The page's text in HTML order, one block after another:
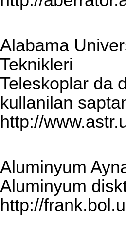
Alabama
Teknikleri
Teleskoplar da
kullanilan
http://
Aluminyum
Aluminyum
http://